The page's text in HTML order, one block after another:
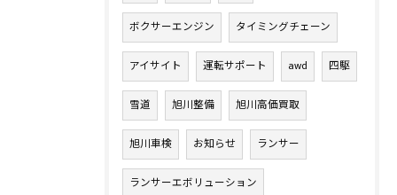
ボクサーエンジン タイミングチェーン
アイサイト 運転サポート awd 四駆
雪道 旭川整備 旭川高価買取
旭川車検 お知らせ ランサー
ランサーエボリューション